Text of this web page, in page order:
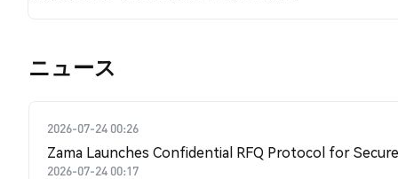
​​ニュース​​
2026-07-24 00:26
Zama Launches Confidential RFQ Protocol for
2026-07-24 00:17